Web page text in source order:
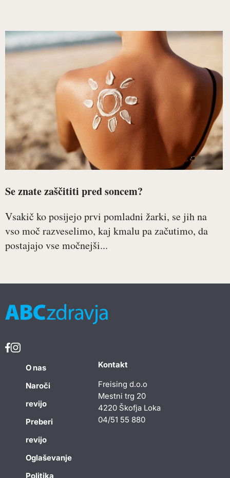
Se znate zaščititi pred soncem?
Vsakič ko posijejo prvi pomladni žarki, se jih na
vso moč razveselimo, kaj kmalu pa začutimo, da
postajajo vse močnejši...
O nas
Naroči
revijo
Preberi
revijo
Oglaševanje
Politika
Kontakt
Freising d.o.o
Mestni trg 20
4220 Škofja Loka
04/51 55 880